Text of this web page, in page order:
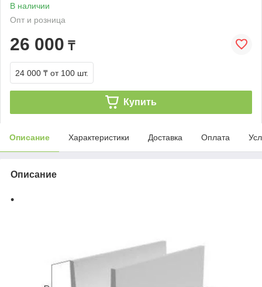
В наличии
Опт и розница
26 000 ₸
24 000 ₸ от 100 шт.
Купить
Описание Характеристики Доставка Оплата
Описание